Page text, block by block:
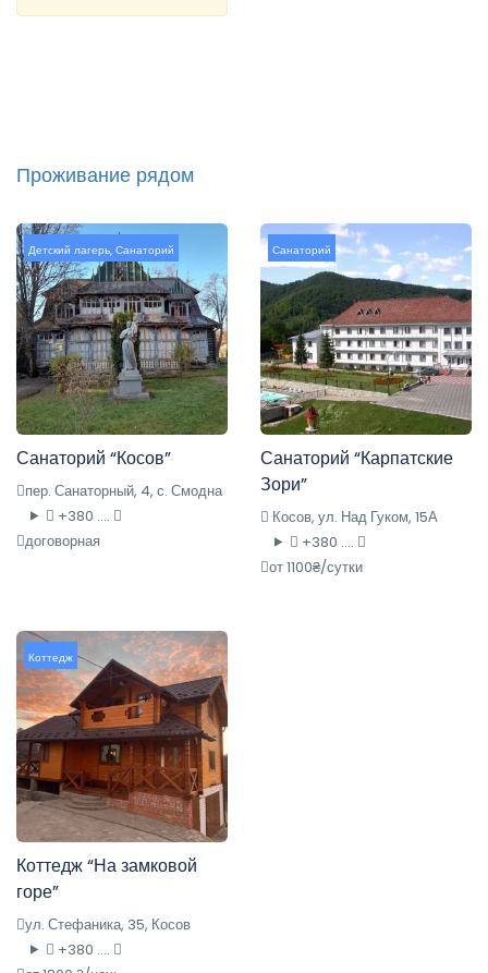
Проживание рядом
Детский лагерь, Санаторий
Санаторий “Косов”
пер. Санаторный, 4, с. Смодна
+380 ....
договорная
Санаторий
Санаторий “Карпатские
Зори”
Косов, ул. Над Гуком, 15А
+380 ....
от 1100₴/сутки
Коттедж
Коттедж “На замковой
горе”
ул. Стефаника, 35, Косов
+380 ....